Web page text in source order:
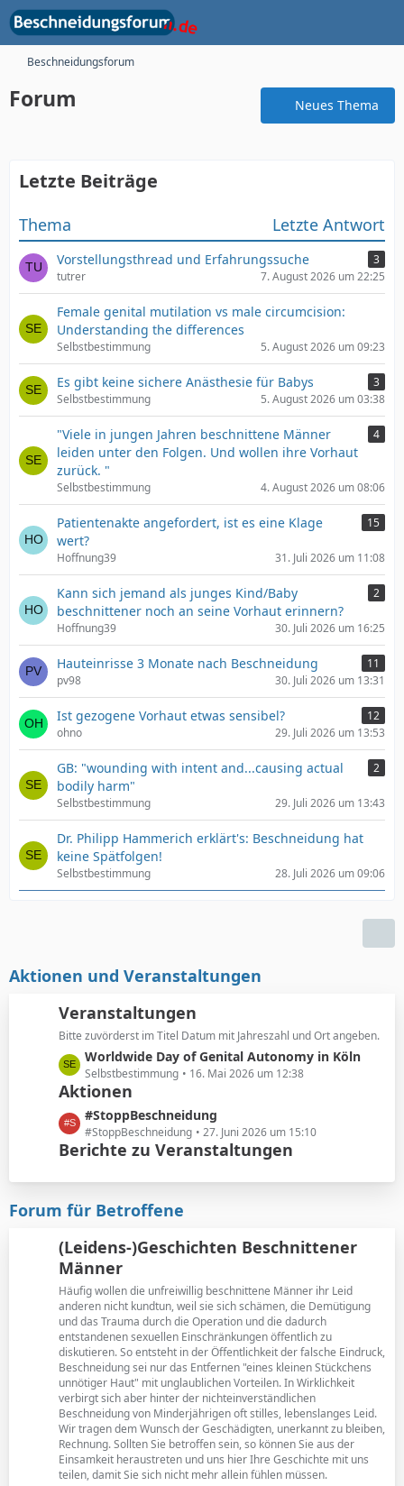
Beschneidungsforum
Forum Neues Thema
Letzte Beiträge
Thema Letzte Antwort
Vorstellungsthread und Erfahrungssuche
3
tutrer
7. August 2026 um 22:25
Female genital mutilation vs male circumcision:
Understanding the differences
Selbstbestimmung 5. August 2026 um 09:23
Es gibt keine sichere Anästhesie für Babys
3
Selbstbestimmung
5. August 2026 um 03:38
"Viele in jungen Jahren beschnittene Männer
leiden unter den Folgen. Und wollen ihre Vorhaut
zurück. "
4
Selbstbestimmung 4. August 2026 um 08:06
Patientenakte angefordert, ist es eine Klage
wert?
15
Hoffnung39 31. Juli 2026 um 11:08
Kann sich jemand als junges Kind/Baby
beschnittener noch an seine Vorhaut erinnern?
2
Hoffnung39 30. Juli 2026 um 16:25
Hauteinrisse 3 Monate nach Beschneidung
11
pv98
30. Juli 2026 um 13:31
Ist gezogene Vorhaut etwas sensibel?
12
ohno
29. Juli 2026 um 13:53
GB: "wounding with intent and...causing actual
bodily harm"
2
Selbstbestimmung 29. Juli 2026 um 13:43
Dr. Philipp Hammerich erklärt's: Beschneidung hat
keine Spätfolgen!
Selbstbestimmung 28. Juli 2026 um 09:06
Aktionen und Veranstaltungen
Veranstaltungen
Bitte zuvörderst im Titel Datum mit Jahreszahl und Ort angeben.
L
e
t
z
t
e
e
t
ä
g
e
Worldwide Day of Genital Autonomy in Köln
Selbstbestimmung 16. Mai 2026 um 12:38
Aktionen
L
e
t
t
e
e
i
t
r
ä
g
e
#StoppBeschneidung
#StoppBeschneidung 27. Juni 2026 um 15:10
Berichte zu Veranstaltungen
Forum für Betroffene
(Leidens-)Geschichten Beschnittener
Männer
Häufig wollen die unfreiwillig beschnittene Männer ihr Leid
anderen nicht kundtun, weil sie sich schämen, die Demütigung
und das Trauma durch die Operation und die dadurch
entstandenen sexuellen Einschränkungen öffentlich zu
diskutieren. So entsteht in der Öffentlichkeit der falsche Eindruck,
Beschneidung sei nur das Entfernen "eines kleinen Stückchens
unnötiger Haut" mit unglaublichen Vorteilen. In Wirklichkeit
verbirgt sich aber hinter der nichteinverständlichen
Beschneidung von Minderjährigen oft stilles, lebenslanges Leid.
Wir tragen dem Wunsch der Geschädigten, unerkannt zu bleiben,
Rechnung. Sollten Sie betroffen sein, so können Sie aus der
Einsamkeit heraustreten und uns hier Ihre Geschichte mit uns
teilen, damit Sie sich nicht mehr allein fühlen müssen.